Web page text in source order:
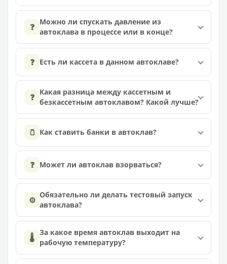
❓
Можно ли спускать давление из
автоклава в процессе или в конце?
❓ Есть ли кассета в данном автоклаве?
❓
Какая разница между кассетным и
безкассетным автоклавом? Какой лучше?
🫙 Как ставить банки в автоклав?
❓ Может ли автоклав взорваться?
⚙️ Обязательно ли делать тестовый запуск
автоклава?
🌡️ За какое время автоклав выходит на
рабочую температуру?